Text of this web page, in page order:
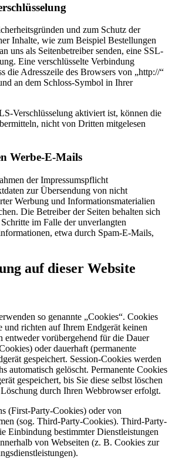
und zum Schutz der
Inhalte, wie zum Beispiel Bestellungen
uns als Seitenbetreiber senden, eine SSL-
Eine verschlüsselte Verbindung
die Adresszeile des Browsers von „http://“
an dem Schloss-Symbol in Ihrer
Verschlüsselung aktiviert ist, können die
nicht von Dritten mitgelesen
Werbe-E-Mails
der Impressumspflicht
zur Übersendung von nicht
Werbung und Informationsmaterialien
Die Betreiber der Seiten behalten sich
im Falle der unverlangten
etwa durch Spam-E-Mails,
auf dieser Website
so genannte „Cookies“. Cookies
und richten auf Ihrem Endgerät keinen
entweder vorübergehend für die Dauer
oder dauerhaft (permanente
gespeichert. Session-Cookies werden
automatisch gelöscht. Permanente Cookies
gespeichert, bis Sie diese selbst löschen
durch Ihren Webbrowser erfolgt.
(First-Party-Cookies) oder von
(sog. Third-Party-Cookies). Third-Party-
Einbindung bestimmter Dienstleistungen
von Webseiten (z. B. Cookies zur